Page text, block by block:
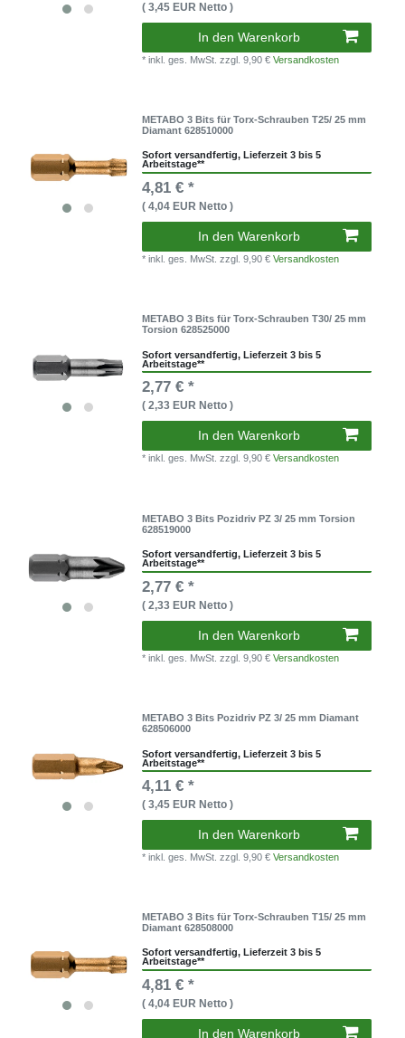
( 3,45 EUR Netto )
In den Warenkorb
* inkl. ges. MwSt.zzgl. 9,90 €Versandkosten
METABO 3 Bits für Torx-Schrauben T25/ 25 mm
Diamant 628510000
Sofort versandfertig, Lieferzeit 3 bis 5
Arbeitstage**
4,81 € *
( 4,04 EUR Netto )
In den Warenkorb
* inkl. ges. MwSt.zzgl. 9,90 €Versandkosten
METABO 3 Bits für Torx-Schrauben T30/ 25 mm
Torsion 628525000
Sofort versandfertig, Lieferzeit 3 bis 5
Arbeitstage**
2,77 € *
( 2,33 EUR Netto )
In den Warenkorb
* inkl. ges. MwSt.zzgl. 9,90 €Versandkosten
METABO 3 Bits Pozidriv PZ 3/ 25 mm Torsion
628519000
Sofort versandfertig, Lieferzeit 3 bis 5
Arbeitstage**
2,77 € *
( 2,33 EUR Netto )
In den Warenkorb
* inkl. ges. MwSt.zzgl. 9,90 €Versandkosten
METABO 3 Bits Pozidriv PZ 3/ 25 mm Diamant
628506000
Sofort versandfertig, Lieferzeit 3 bis 5
Arbeitstage**
4,11 € *
( 3,45 EUR Netto )
In den Warenkorb
* inkl. ges. MwSt.zzgl. 9,90 €Versandkosten
METABO 3 Bits für Torx-Schrauben T15/ 25 mm
Diamant 628508000
Sofort versandfertig, Lieferzeit 3 bis 5
Arbeitstage**
4,81 € *
( 4,04 EUR Netto )
In den Warenkorb